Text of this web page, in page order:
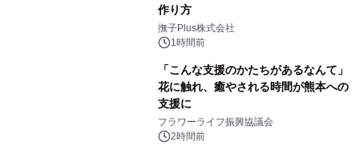
作り方
撫子Plus株式会社
1時間前
「こんな支援のかたちがあるなんて」
花に触れ、癒やされる時間が熊本への
支援に
フラワーライフ振興協議会
2時間前